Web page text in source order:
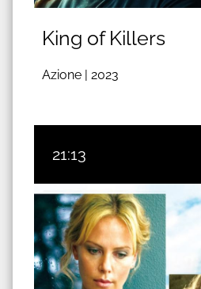
King of Killers
Azione | 2023
21:13